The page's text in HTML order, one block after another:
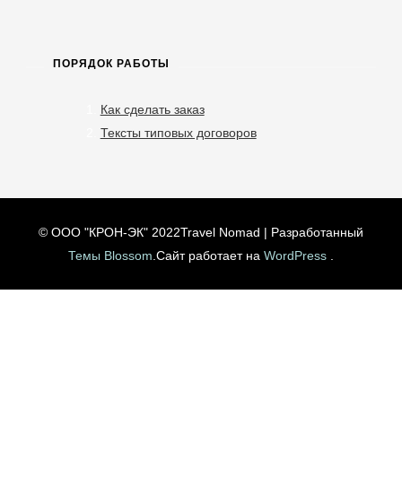
ПОРЯДОК РАБОТЫ
Как сделать заказ
Тексты типовых договоров
© ООО "КРОН-ЭК" 2022Travel Nomad | Разработанный
Темы Blossom .Сайт работает на WordPress